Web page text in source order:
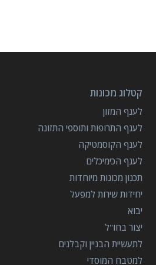
קטלוג מכונות
לענף המזון
לענף התרופות ותוספי התזונה
לענף הקוסמטיקה
לענף הכימיכלים
תכנון מכונות מיוחדות
יחידות שירות למפעל
יבוא
יצור בחו"ל
לתעשיית הבניין וקבלנים
למטבח המוסדי